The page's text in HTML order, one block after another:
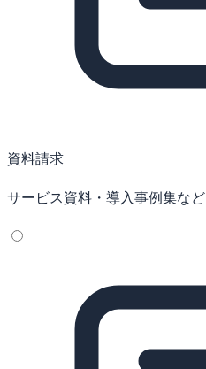
資料請求
サービス資料・導入事例集など